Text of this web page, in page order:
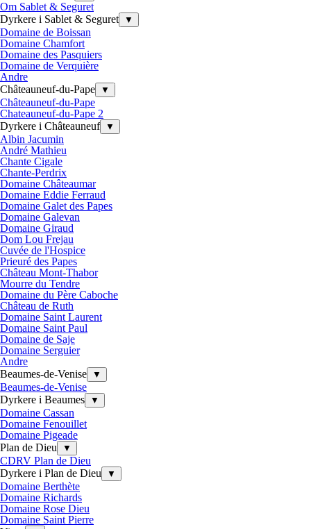
Om Sablet & Seguret
Dyrkere i Sablet & Seguret
▼
Domaine de Boissan
Domaine Chamfort
Domaine des Pasquiers
Domaine de Verquière
Andre
Châteauneuf-du-Pape
▼
Châteauneuf-du-Pape
Chateauneuf-du-Pape 2
Dyrkere i Châteauneuf
▼
Albin Jacumin
André Mathieu
Chante Cigale
Chante-Perdrix
Domaine Châteaumar
Domaine Eddie Ferraud
Domaine Galet des Papes
Domaine Galevan
Domaine Giraud
Dom Lou Frejau
Cuvée de l'Hospice
Prieuré des Papes
Château Mont-Thabor
Mourre du Tendre
Domaine du Père Caboche
Château de Ruth
Domaine Saint Laurent
Domaine Saint Paul
Domaine de Saje
Domaine Serguier
Andre
Beaumes-de-Venise
▼
Beaumes-de-Venise
Dyrkere i Beaumes
▼
Domaine Cassan
Domaine Fenouillet
Domaine Pigeade
Plan de Dieu
▼
CDRV Plan de Dieu
Dyrkere i Plan de Dieu
▼
Domaine Berthète
Domaine Richards
Domaine Rose Dieu
Domaine Saint Pierre